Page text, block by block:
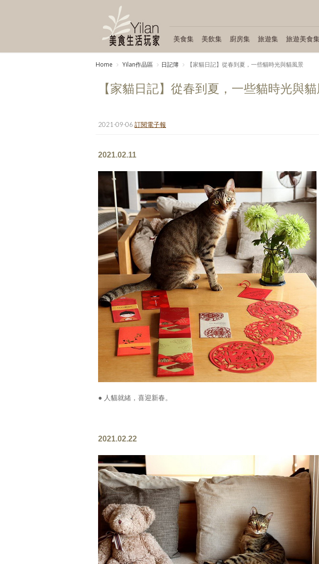
美食集 美飲集 廚房集 旅遊集 旅遊美食
Home Yilan作品區 日記簿 【家貓日記】從春到夏，一些貓時光與貓風景
【家貓日記】從春到夏，一些貓時光與
2021-09-06 訂閱電子報
2021.02.11
● 人貓就緒，喜迎新春。
2021.02.22